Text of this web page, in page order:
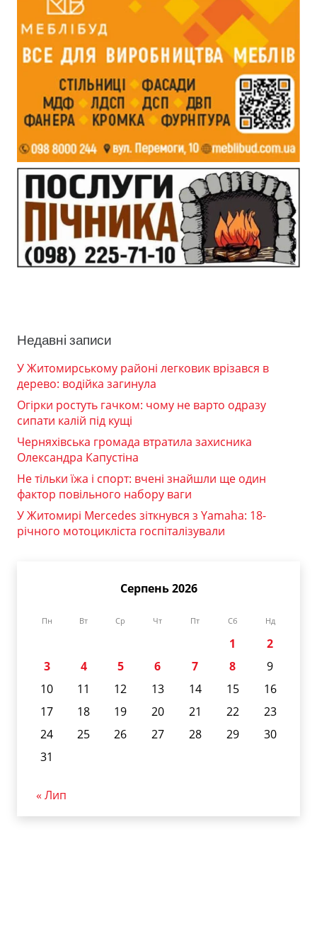
Недавні записи
У Житомирському районі легковик врізався в
дерево: водійка загинула
Огірки ростуть гачком: чому не варто одразу
сипати калій під кущі
Черняхівська громада втратила захисника
Олександра Капустіна
Не тільки їжа і спорт: вчені знайшли ще один
фактор повільного набору ваги
У Житомирі Mercedes зіткнувся з Yamaha: 18-
річного мотоцикліста госпіталізували
Серпень 2026
Пн Вт Ср Чт Пт Сб Нд
1
2
3
4 5 6 7 8
9
10
11 12 13 14 15
16
17
18 19 20 21 22
23
24
25 26 27 28 29
30
31
« Лип